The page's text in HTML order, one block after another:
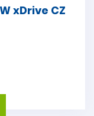
xDrive CZ